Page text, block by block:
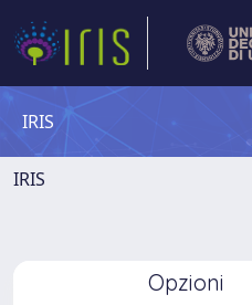
IRIS
IRIS
Opzioni